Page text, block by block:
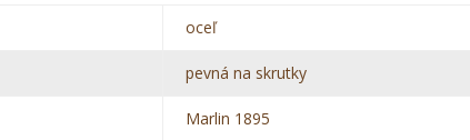
oceľ
pevná na skrutky
Marlin 1895